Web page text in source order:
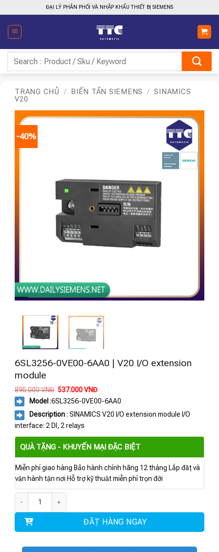
qua
nội
dung
ĐẠI LÝ PHÂN PHỐI VÀ NHẬP KHẨU THIẾT BỊ SIEMENS
kiếm:
TRANG CHỦ / BIẾN TẦN SIEMENS / SINAMICS
V20
-40%
6SL3256-0VE00-6AA0 | V20 I/O extension
module
895.000VNĐ Giá
là:
895.000 VNĐ.
537.000VNĐGiá
tại
là:
537.000 VNĐ.
Model :6SL3256-0VE00-6AA0
Description: SINAMICS V20 I/O extension module I/O
interface: 2 DI, 2 relays
QUÀ TẶNG - KHUYẾN MẠI ĐẶC BIỆT
Miễn phí giao hàng Bảo hành chính hãng 12 tháng Lắp đặt và
vận hành tận nơi Hỗ trợ kỹ thuật miễn phí trọn đời
ĐẶT HÀNG NGAY